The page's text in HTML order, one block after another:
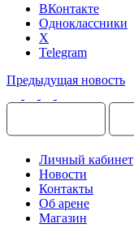
ВКонтакте
Одноклассники
X
Telegram
Предыдущая новость
Личный кабинет
Новости
Контакты
Об арене
Магазин